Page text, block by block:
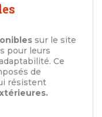
sur le site
pour leurs
Ce
de
résistent